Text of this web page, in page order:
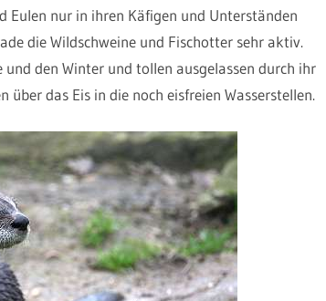
Eulen nur in ihren Käfigen und Unterständen
die Wildschweine und Fischotter sehr aktiv.
und den Winter und tollen ausgelassen durch ihr
das Eis in die noch eisfreien Wasserstellen.